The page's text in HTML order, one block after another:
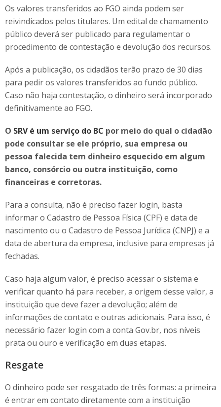
Os valores transferidos ao FGO ainda podem ser
reivindicados pelos titulares. Um edital de chamamento
público deverá ser publicado para regulamentar o
procedimento de contestação e devolução dos recursos.
Após a publicação, os cidadãos terão prazo de 30 dias
para pedir os valores transferidos ao fundo público.
Caso não haja contestação, o dinheiro será incorporado
definitivamente ao FGO.
O SRV é um serviço do BC por meio do qual o cidadão
pode consultar se ele próprio, sua empresa ou
pessoa falecida tem dinheiro esquecido em algum
banco, consórcio ou outra instituição, como
financeiras e corretoras.
Para a consulta, não é preciso fazer login, basta
informar o Cadastro de Pessoa Física (CPF) e data de
nascimento ou o Cadastro de Pessoa Jurídica (CNPJ) e a
data de abertura da empresa, inclusive para empresas já
fechadas.
Caso haja algum valor, é preciso acessar o sistema e
verificar quanto há para receber, a origem desse valor, a
instituição que deve fazer a devolução; além de
informações de contato e outras adicionais. Para isso, é
necessário fazer login com a conta Gov.br, nos níveis
prata ou ouro e verificação em duas etapas.
Resgate
O dinheiro pode ser resgatado de três formas: a primeira
é entrar em contato diretamente com a instituição